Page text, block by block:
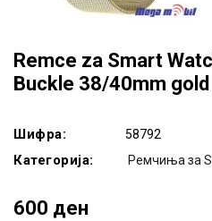
Remce za Smart
Buckle 38/40mm gold
Шифра: 58792
Категорија: Ремчиња за
600 ден